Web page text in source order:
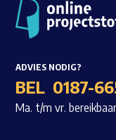
ADVIES NODIG?
BEL 0187-
Ma. t/m vr.